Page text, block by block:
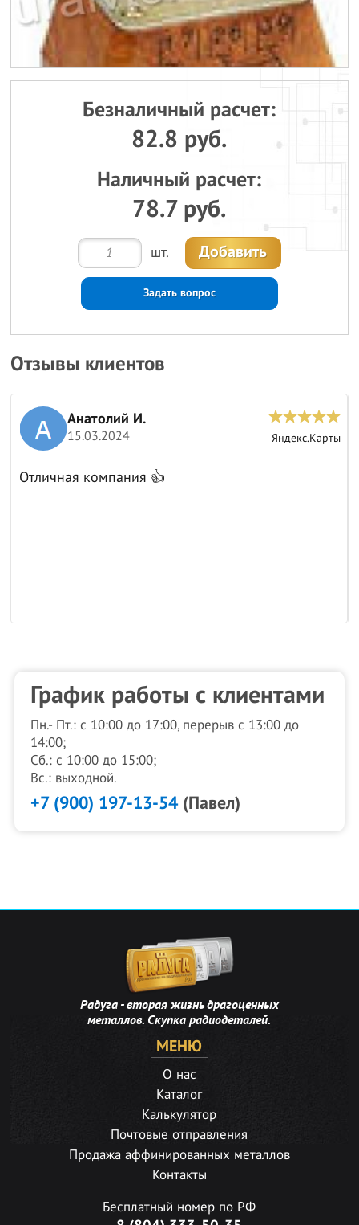
Безналичный расчет:
82.8 руб.
Наличный расчет:
78.7 руб.
шт. Добавить
Задать вопрос
Отзывы клиентов
Анатолий И.
15.03.2024 Яндекс.Карты
Отличная компания 👍
График работы с клиентами
Пн.- Пт.: с 10:00 до 17:00, перерыв с 13:00 до
14:00;
Сб.: с 10:00 до 15:00;
Вс.: выходной.
+7 (900) 197-13-54(Павел)
Радуга - вторая жизнь драгоценных
металлов. Скупка радиодеталей.
МЕНЮ
О нас
Каталог
Калькулятор
Почтовые отправления
Продажа аффинированных металлов
Контакты
Бесплатный номер по РФ